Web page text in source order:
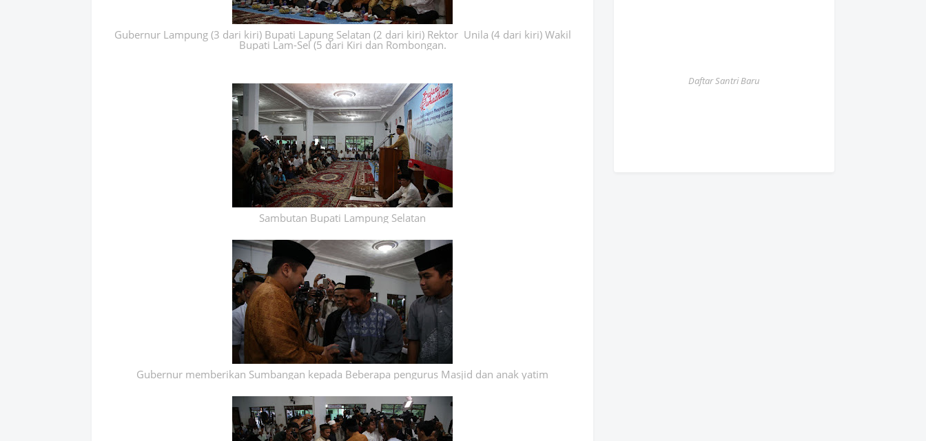
Gubernur Lampung (3 dari kiri) Bupati Lapung Selatan (2 dari kiri) Rektor Unila (4 dari kiri) Wakil
Bupati Lam-Sel (5 dari Kiri dan Rombongan.
Sambutan Bupati Lampung Selatan
Gubernur memberikan Sumbangan kepada Beberapa pengurus Masjid dan anak yatim
Daftar Santri Baru